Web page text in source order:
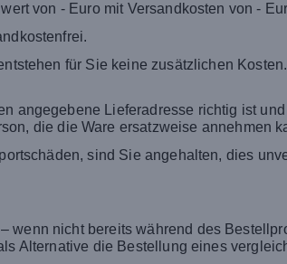
von - Euro mit Versandkosten von -
für Sie keine zusätzlichen
angegebene Lieferadresse richtig ist
die die Ware ersatzweise annehmen
sind Sie angehalten, dies
wenn nicht bereits während des
Alternative die Bestellung eines